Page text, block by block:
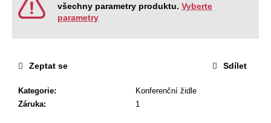
všechny parametry produktu. Vyberte
parametry
Kategorie:
Konferenční židle
Záruka: 1
Zeptat se Sdílet
11
610
Původně:
900
Kč